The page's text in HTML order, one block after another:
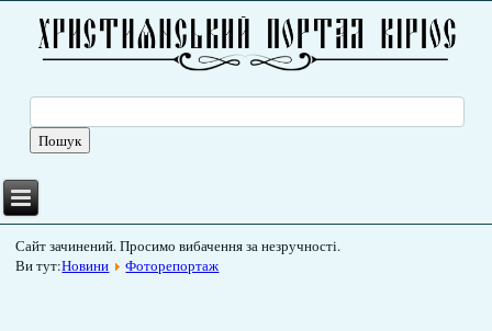
Сайт зачинений. Просимо вибачення за незручності.
Ви тут:Новини Фоторепортаж